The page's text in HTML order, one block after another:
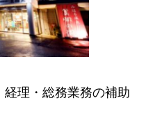
理・総務業務の補助